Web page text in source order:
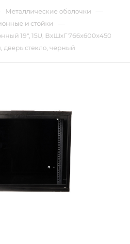
Металлические оболочки —
и стойки —
19", 15U, ВxШxГ 766x600x450
дверь стекло, черный